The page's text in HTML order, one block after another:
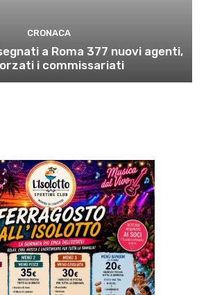
CRONACA
a Roma 377 nuovi agenti,
i commissariati